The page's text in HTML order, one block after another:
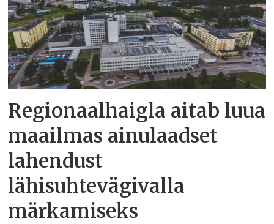
Regionaalhaigla aitab luua
maailmas ainulaadset
lahendust
lähisuhtevägivalla
märkamiseks